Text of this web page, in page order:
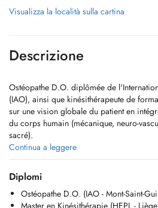
Visualizza la località sulla cartina
Descrizione
Ostéopathe D.O. diplômée de
(IAO), ainsi que kinésithérapeute de
sur une vision globale du patient en
du corps humain (mécanique, neuro-
sacré).
- Prise en charge de l'adulte, adolescent,
- Prise en charge de la femme enceinte et
- Prise en charge du sportif.
Continua a leggere
Diplomi
Ostéopathe D.O. (IAO - Mont-Saint-
Master en Kinésithérapie (HEPL -